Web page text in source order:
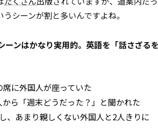
シーンが割と多いんですよね。
ーンはかなり実用的。英語を「話さざる
に外国人が座っていた
ら「週末どうだった？」と聞かれた
、あまり親しくない外国人と2人きりに